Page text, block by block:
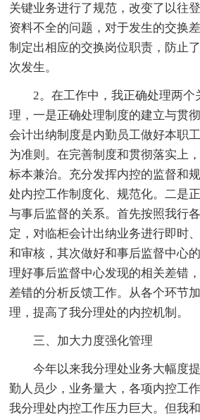
关键业务进行了规范，改变了以往
资料不全的问题，对于发生的交换
制定出相应的交换岗位职责，防止
次发生。
2。在工作中，我正确处理两个
理，一是正确处理制度的建立与贯
会计出纳制度是内勤员工做好本职
为准则。在完善制度和贯彻落实上
标本兼治。充分发挥内控的监督和
处内控工作制度化、规范化。二是
与事后监督的关系。首先按照我行
定，对临柜会计出纳业务进行即时
和审核，其次做好和事后监督中心
理好事后监督中心发现的相关差错
差错的分析反馈工作。从各个环节
理，提高了我分理处的内控机制。
三、加大力度强化管理
今年以来我分理处业务大幅度
勤人员少，业务量大，各项内控工
我分理处内控工作压力巨大。但我